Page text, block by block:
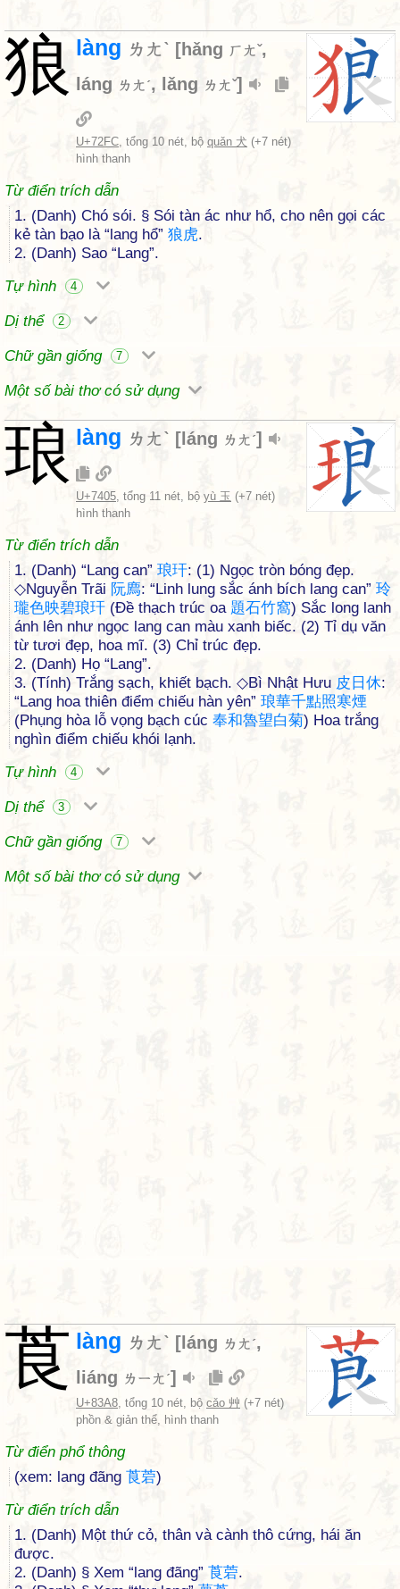
狼 làng ㄌㄤˋ [hǎng ㄏㄤˇ,
láng ㄌㄤˊ, lǎng ㄌㄤˇ]
U+72FC, tổng 10 nét, bộ quǎn 犬 (+7 nét)
hình thanh
Từ điển trích dẫn
1. (Danh) Chó sói. § Sói tàn ác như hổ, cho nên gọi các
kẻ tàn bạo là “lang hổ” 狼虎.
2. (Danh) Sao “Lang”.
Tự hình
4
Dị thể 2
Chữ gần giống 7
Một số bài thơ có sử dụng
琅 làng ㄌㄤˋ [ láng ㄌㄤˊ]
U+7405, tổng 11 nét, bộ yù 玉 (+7 nét)
hình thanh
Từ điển trích dẫn
1. (Danh) “Lang can” 琅玕: (1) Ngọc tròn bóng đẹp.
◇Nguyễn Trãi 阮廌: “Linh lung sắc ánh bích lang can” 玲
瓏色映碧琅玕 (Đề thạch trúc oa 題石竹窩) Sắc long lanh
ánh lên như ngọc lang can màu xanh biếc. (2) Tỉ dụ văn
từ tươi đẹp, hoa mĩ. (3) Chỉ trúc đẹp.
2. (Danh) Họ “Lang”.
3. (Tính) Trắng sạch, khiết bạch. ◇Bì Nhật Hưu 皮 日 休:
“Lang hoa thiên điểm chiếu hàn yên” 琅華千點照寒煙
(Phụng hòa lỗ vọng bạch cúc 奉和魯望白菊) Hoa trắng
nghìn điểm chiếu khói lạnh.
Tự hình
4
Dị thể 3
Chữ gần giống 7
Một số bài thơ có sử dụng
莨 làng ㄌㄤˋ [ láng ㄌㄤˊ,
liáng ㄌㄧㄤˊ]
U+83A8, tổng 10 nét, bộ cǎo 艸 (+7 nét)
phồn & giản thể, hình thanh
Từ điển phổ thông
(xem: lang đãng 莨菪)
Từ điển trích dẫn
1. (Danh) Một thứ cỏ, thân và cành thô cứng, hái ăn
được.
2. (Danh) § Xem “lang đãng” 莨菪.